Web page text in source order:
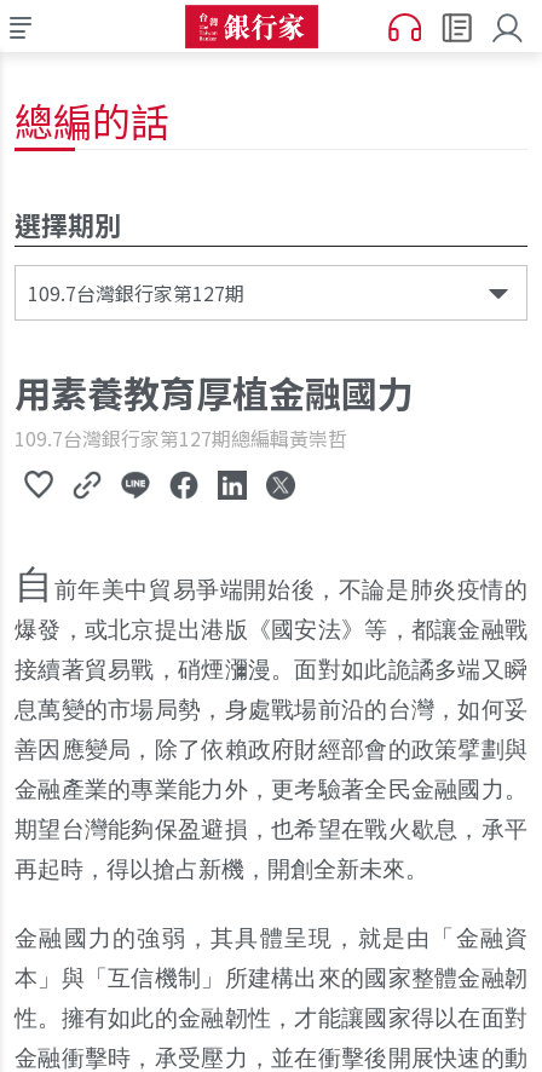
總編的話
用素養教育厚植金融國力
109.7台灣銀行家第127期總編輯黃崇哲
自 前年美中貿易爭端開始後，不論是肺炎疫情的
爆發，或北京提出港版《國安法》等，都讓金融戰
接續著貿易戰，硝煙瀰漫。面對如此詭譎多端又瞬
息萬變的市場局勢，身處戰場前沿的台灣，如何妥
善因應變局，除了依賴政府財經部會的政策擘劃與
金融產業的專業能力外，更考驗著全民金融國力。
期望台灣能夠保盈避損，也希望在戰火歇息，承平
再起時，得以搶占新機，開創全新未來。
金融國力的強弱，其具體呈現，就是由「金融資
本」與「互信機制」所建構出來的國家整體金融韌
性。擁有如此的金融韌性，才能讓國家得以在面對
金融衝擊時，承受壓力，並在衝擊後開展快速的動
選擇期別
109.7台灣銀行家第127期